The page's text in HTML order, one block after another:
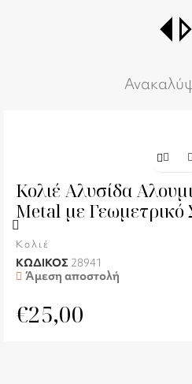
switch_right
Κολιέ Αλυσίδα
Metal με Γεωμετρικό
Κολιέ
ΚΩΔΙΚΟΣ 28941
Άμεση αποστολή
€25,00